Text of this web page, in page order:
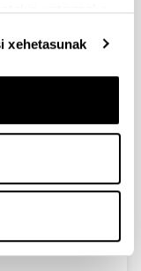
uztartzeko.
xehetasunak
itxiaren
jakiteko.
bi kontsulta
ahal
eskanerrak eta
da,